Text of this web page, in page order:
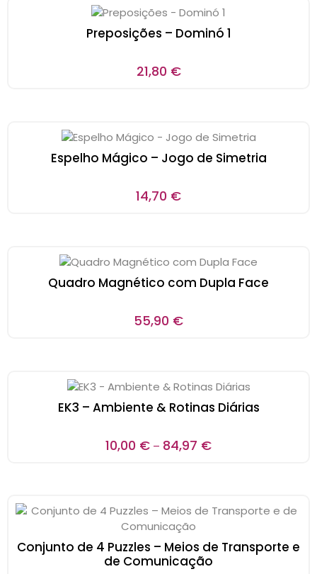
Preposições – Dominó 1
21,80 €
Espelho Mágico – Jogo de Simetria
14,70 €
Quadro Magnético com Dupla Face
55,90 €
EK3 – Ambiente & Rotinas Diárias
10,00 € – 84,97 €
Conjunto de 4 Puzzles – Meios de Transporte e
de Comunicação